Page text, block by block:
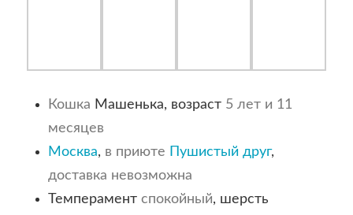
Кошка Машенька, возраст 5 лет и 11
месяцев
Москва, в приюте Пушистый друг,
доставка невозможна
Темперамент спокойный, шерсть